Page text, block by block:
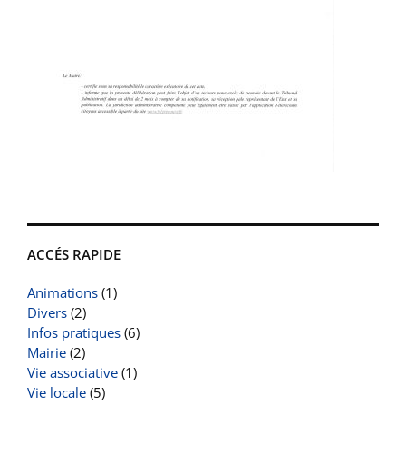
ACCÉS RAPIDE
Animations (1)
Divers (2)
Infos pratiques (6)
Mairie (2)
Vie associative (1)
Vie locale (5)